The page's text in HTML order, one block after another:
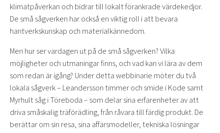
klimatpåverkan och bidrar till lokalt förankrade värdekedjor.
De små sågverken har också en viktig roll i att bevara
hantverkskunskap och materialkännedom.
Men hur ser vardagen ut på de små sågverken? Vilka
möjligheter och utmaningar finns, och vad kan vi lära av dem
som redan är igång? Under detta webbinarie möter du två
lokala sågverk – Leandersson timmer och smide i Kode samt
Myrhult såg i Töreboda – som delar sina erfarenheter av att
driva småskalig träförädling, från råvara till färdig produkt. De
berättar om sin resa, sina affärsmodeller, tekniska lösningar